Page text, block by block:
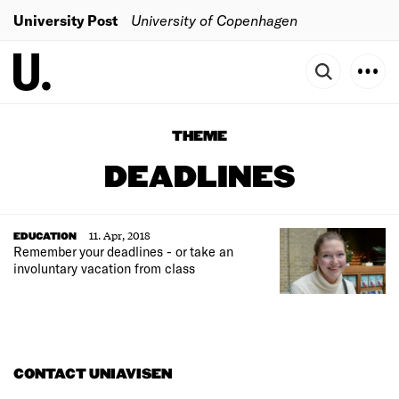
University Post University of Copenhagen
THEME
DEADLINES
EDUCATION
11. Apr, 2018
Remember your deadlines - or take an
involuntary vacation from class
CONTACT UNIAVISEN